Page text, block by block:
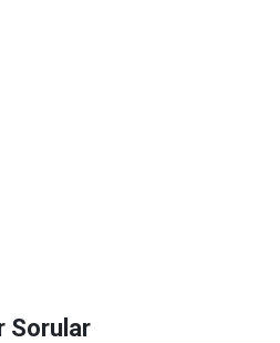
Sorular